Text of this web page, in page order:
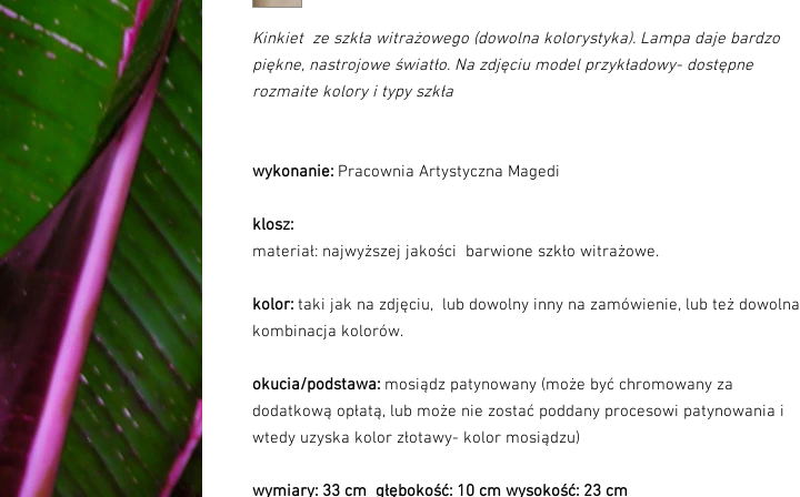
Kinkiet ze szkła witrażowego (dowolna kolorystyka). Lampa daje bardzo
piękne, nastrojowe światło. Na zdjęciu model przykładowy- dostępne
rozmaite kolory i typy szkła
wykonanie: Pracownia Artystyczna Magedi
klosz:
materiał: najwyższej jakości barwione szkło witrażowe.
kolor: taki jak na zdjęciu, lub dowolny inny na zamówienie, lub też dowolna
kombinacja kolorów.
okucia/podstawa: mosiądz patynowany (może być chromowany za
dodatkową opłatą, lub może nie zostać poddany procesowi patynowania i
wtedy uzyska kolor złotawy- kolor mosiądzu)
wymiary: 33 cm głębokość: 10 cm wysokość: 23 cm